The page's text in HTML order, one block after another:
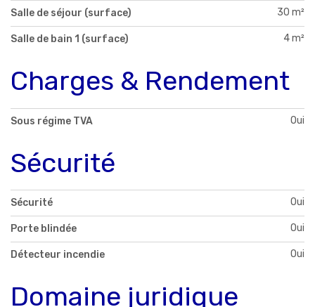
Salle de séjour (surface) 30 m²
Salle de bain 1 (surface) 4 m²
Charges & Rendement
Sous régime TVA Oui
Sécurité
Sécurité Oui
Porte blindée Oui
Détecteur incendie Oui
Domaine juridique